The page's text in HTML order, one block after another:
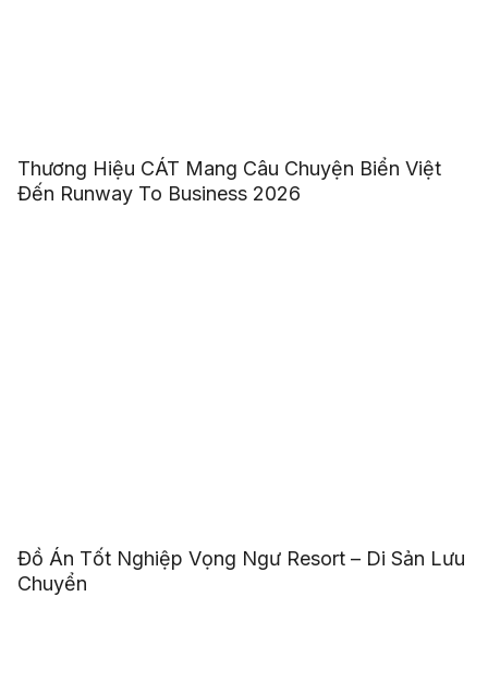
Thương Hiệu CÁT Mang Câu Chuyện Biển Việt
Đến Runway To Business 2026
Đồ Án Tốt Nghiệp Vọng Ngư Resort – Di Sản Lưu
Chuyển